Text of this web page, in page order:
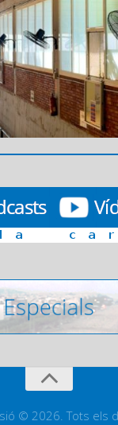
© 2026. Tots els